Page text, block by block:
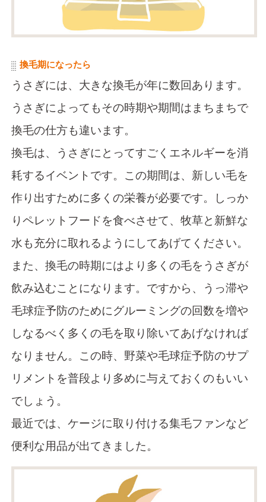
換毛期になったら
うさぎには、大きな換毛が年に数回あります。
うさぎによってもその時期や期間はまちまちで
換毛の仕方も違います。
換毛は、うさぎにとってすごくエネルギーを消
耗するイベントです。この期間は、新しい毛を
作り出すために多くの栄養が必要です。しっか
りペレットフードを食べさせて、牧草と新鮮な
水も充分に取れるようにしてあげてください。
また、換毛の時期にはより多くの毛をうさぎが
飲み込むことになります。ですから、うっ滞や
毛球症予防のためにグルーミングの回数を増や
しなるべく多くの毛を取り除いてあげなければ
なりません。この時、野菜や毛球症予防のサプ
リメントを普段より多めに与えておくのもいい
でしょう。
最近では、ケージに取り付ける集毛ファンなど
便利な用品が出てきました。